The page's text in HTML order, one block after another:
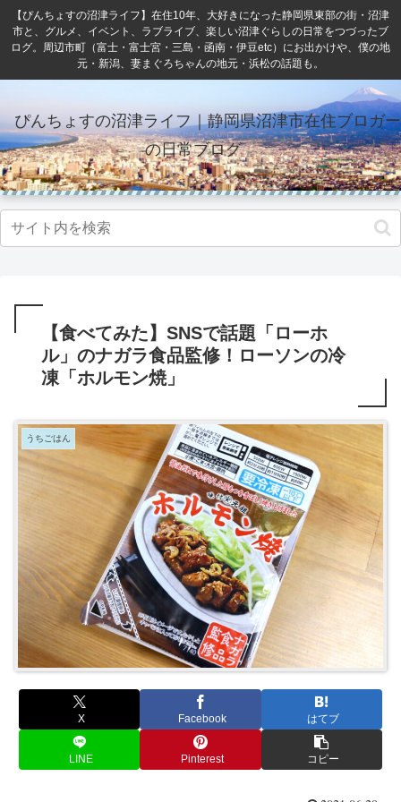
【ぴんちょすの沼津ライフ】在住10年、大好きになった静岡県東部の街・沼津
市と、グルメ、イベント、ラブライブ、楽しい沼津ぐらしの日常をつづったブ
ログ。周辺市町（富士・富士宮・三島・函南・伊豆etc）にお出かけや、僕の地
元・新潟、妻まぐろちゃんの地元・浜松の話題も。
ぴんちょすの沼津ライフ｜静岡県沼津市在住ブロガー
の日常ブログ
【食べてみた】SNSで話題「ローホ
ル」のナガラ食品監修！ローソンの冷
凍「ホルモン焼」
うちごはん
X Facebook はてブ
LINE Pinterest コピー